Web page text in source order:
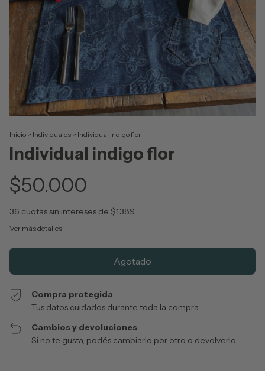
Inicio > Individuales > Individual indigo flor
Individual indigo flor
$50.000
36 cuotas sin intereses de $1.389
Ver más detalles
Compra protegida
Tus datos cuidados durante toda la compra.
Cambios y devoluciones
Si no te gusta, podés cambiarlo por otro o devolverlo.